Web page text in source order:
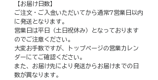
【お届け日数】
ご注文・ご入金いただいてから通常7営業日以内
に発送となります。
営業日は平日（土日祝休み）となっております
のでご注意ください。
大変お手数ですが、トップページの営業カレン
ダーにてご確認ください。
また、お届け先により発送からお届けまでの日
数が異なります。